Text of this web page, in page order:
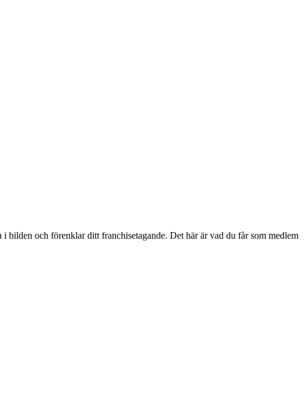
bilden och förenklar ditt franchisetagande. Det här är vad du får som medlem